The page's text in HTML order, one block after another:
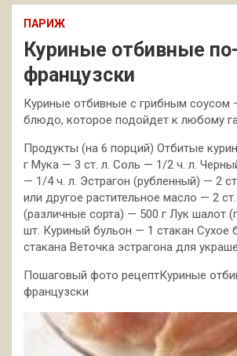
ПАРИЖ
Куриные отбивные по-
французски
Куриные отбивные с грибным соусом
блюдо, которое подойдет к любому
Продукты (на 6 порций) Отбитые
г Мука — 3 ст. л. Соль — 1/2 ч. л.
— 1/4 ч. л. Эстрагон (рубленный) — 2
или другое растительное масло — 2
(различные сорта) — 500 г Лук шалот
шт. Куриный бульон — 1 стакан Сухое
стакана Веточка эстрагона для
Пошаговый фото рецептКуриные
французски